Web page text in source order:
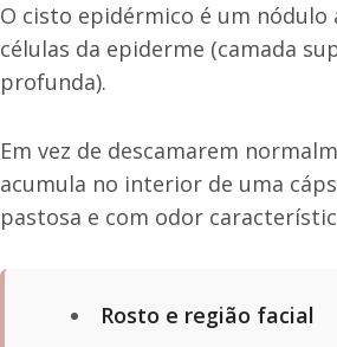
O cisto epidérmico é um
células da epiderme (camada
profunda).
Em vez de descamarem
acumula no interior de uma
pastosa e com odor
Rosto e região facial